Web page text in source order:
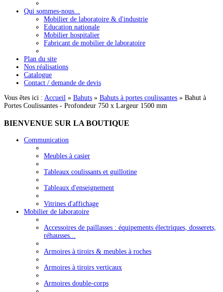
Qui sommes-nous...
Mobilier de laboratoire & d'industrie
Education nationale
Mobilier hospitalier
Fabricant de mobilier de laboratoire
Plan du site
Nos réalisations
Catalogue
Contact / demande de devis
Vous êtes ici : Accueil » Bahuts » Bahuts à portes coulissantes » Bahut à
Portes Coulissantes - Profondeur 750 x Largeur 1500 mm
BIENVENUE SUR LA BOUTIQUE
Communication
Meubles à casier
Tableaux coulissants et guillotine
Tableaux d'enseignement
Vitrines d'affichage
Mobilier de laboratoire
Accessoires de paillasses : équipements électriques, dosserets,
réhausses...
Armoires à tiroirs & meubles à roches
Armoires à tiroirs verticaux
Armoires double-corps